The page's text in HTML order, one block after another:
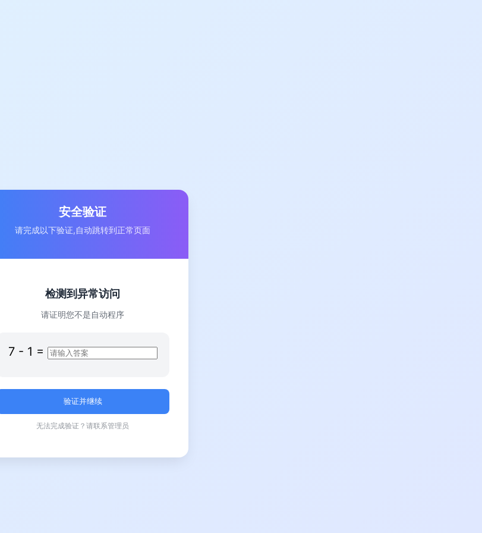
安全验证
请完成以下验证,自动跳转到正常页面
检测到异常访问
请证明您不是自动程序
7 - 1 =
无法完成验证？请联系管理员